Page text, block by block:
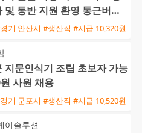
및 동반 지원 환영 통근버스
기 안산시 #생산직 #시급 10,320원
지문인식기 조립 초보자 가능
사원 채용
기 군포시 #생산직 #시급 10,520원
이솔루션